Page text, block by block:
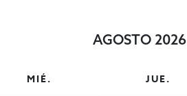
AGOSTO 2026
MIÉ. JUE.